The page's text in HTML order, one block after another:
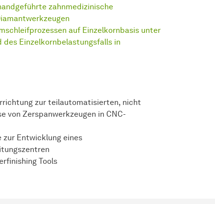
zahnmedizinische
auf Einzelkornbasis unter
Einzelkornbelastungsfalls in
zur teilautomatisierten, nicht
von Zerspanwerkzeugen in CNC-
Entwicklung eines
Tools